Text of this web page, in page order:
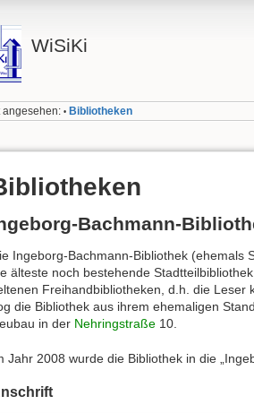
WiSiKi
angesehen: • Bibliotheken
Bachmann-
Ingeborg-Bachmann-Bibliothek (ehemals
älteste noch bestehende
Freihandbibliotheken, d.h. die Leser
die Bibliothek aus ihrem ehemaligen
in der Nehringstraße 10.
Jahr 2008 wurde die Bibliothek in die